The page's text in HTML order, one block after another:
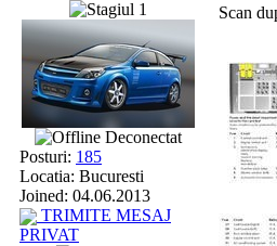
Deconectat
Posturi: 185
Locatia: Bucuresti
Joined: 04.06.2013
TRIMITE MESAJ
PRIVAT
Scan